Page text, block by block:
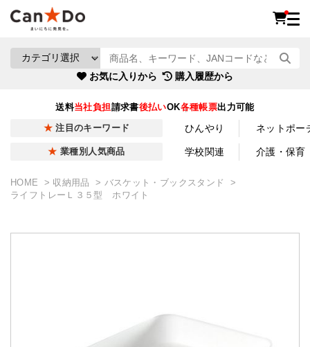
お気に入りから 購入履歴から
送料当社負担請求書後払いOK各種帳票出力可能
注目のキーワード ひんやり ネットポー
業種別人気商品 学校関連 介護・保育
HOME 収納用品
バスケット・ブックスタンド
ライフトレーＬ３５型 ホワイト